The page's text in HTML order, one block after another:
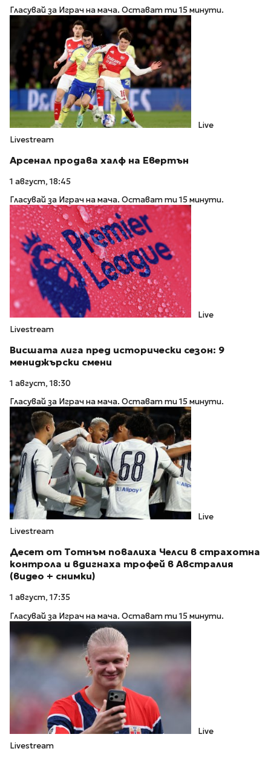
Гласувай за Играч на мача. Остават ти 15 минути.
Live
Livestream
Арсенал продава халф на Евертън
1 август, 18:45
Гласувай за Играч на мача. Остават ти 15 минути.
Live
Livestream
Висшата лига пред исторически сезон: 9
мениджърски смени
1 август, 18:30
Гласувай за Играч на мача. Остават ти 15 минути.
Live
Livestream
Десет от Тотнъм повалиха Челси в страхотна
контрола и вдигнаха трофей в Австралия
(видео + снимки)
1 август, 17:35
Гласувай за Играч на мача. Остават ти 15 минути.
Live
Livestream